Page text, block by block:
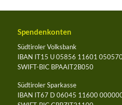
Spendenkonten
Südtiroler Volksbank
IBAN IT15 U 05856 11601
SWIFT-BIC BPAAIT2B050
Südtiroler Sparkasse
IBAN IT67 D 06045 11600